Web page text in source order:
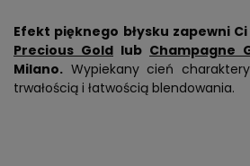
Efekt pięknego błysku zapewni
Precious Gold lub Champagne
Milano. Wypiekany cień
trwałością i łatwością blendowania.